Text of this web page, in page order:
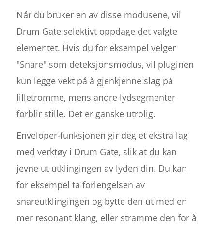
Når du bruker en av disse modusene, vil
Drum Gate selektivt oppdage det valgte
elementet. Hvis du for eksempel velger
"Snare" som deteksjonsmodus, vil pluginen
kun legge vekt på å gjenkjenne slag på
lilletromme, mens andre lydsegmenter
forblir stille. Det er ganske utrolig.
Enveloper-funksjonen gir deg et ekstra lag
med verktøy i Drum Gate, slik at du kan
jevne ut utklingingen av lyden din. Du kan
for eksempel ta forlengelsen av
snareutklingingen og bytte den ut med en
mer resonant klang, eller stramme den for å